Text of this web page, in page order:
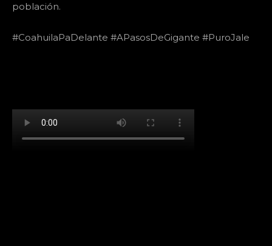
población.
#CoahuilaPaDelante #APasosDeGigante #PuroJale